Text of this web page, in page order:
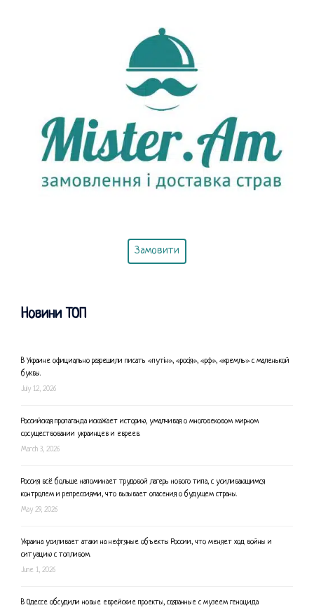
Замовити
Новини ТОП
В Украине официально разрешили писать «путін», «росія», «рф», «кремль» с маленькой
буквы.
July 12, 2026
Российская пропаганда искажает историю, умалчивая о многовековом мирном
сосуществовании украинцев и евреев.
March 3, 2026
Россия всё больше напоминает трудовой лагерь нового типа, с усиливающимся
контролем и репрессиями, что вызывает опасения о будущем страны.
May 29, 2026
Украина усиливает атаки на нефтяные объекты России, что меняет ход войны и
ситуацию с топливом.
June 1, 2026
В Одессе обсудили новые еврейские проекты, связанные с музеем геноцида